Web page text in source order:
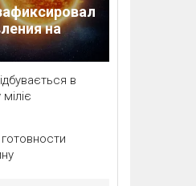
на
в